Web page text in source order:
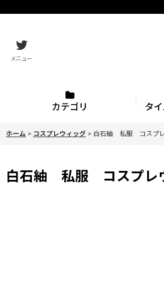
メニュー
カテゴリ タ
ホーム > コスプレウィッグ > 白石紬 私服 コスプ
白石紬 私服 コスプレ